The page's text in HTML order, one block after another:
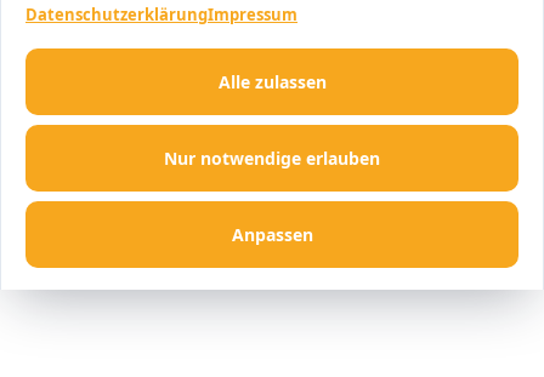
DatenschutzerklärungImpressum
Nur notwendige erlauben
Anpassen
Alle zulassen